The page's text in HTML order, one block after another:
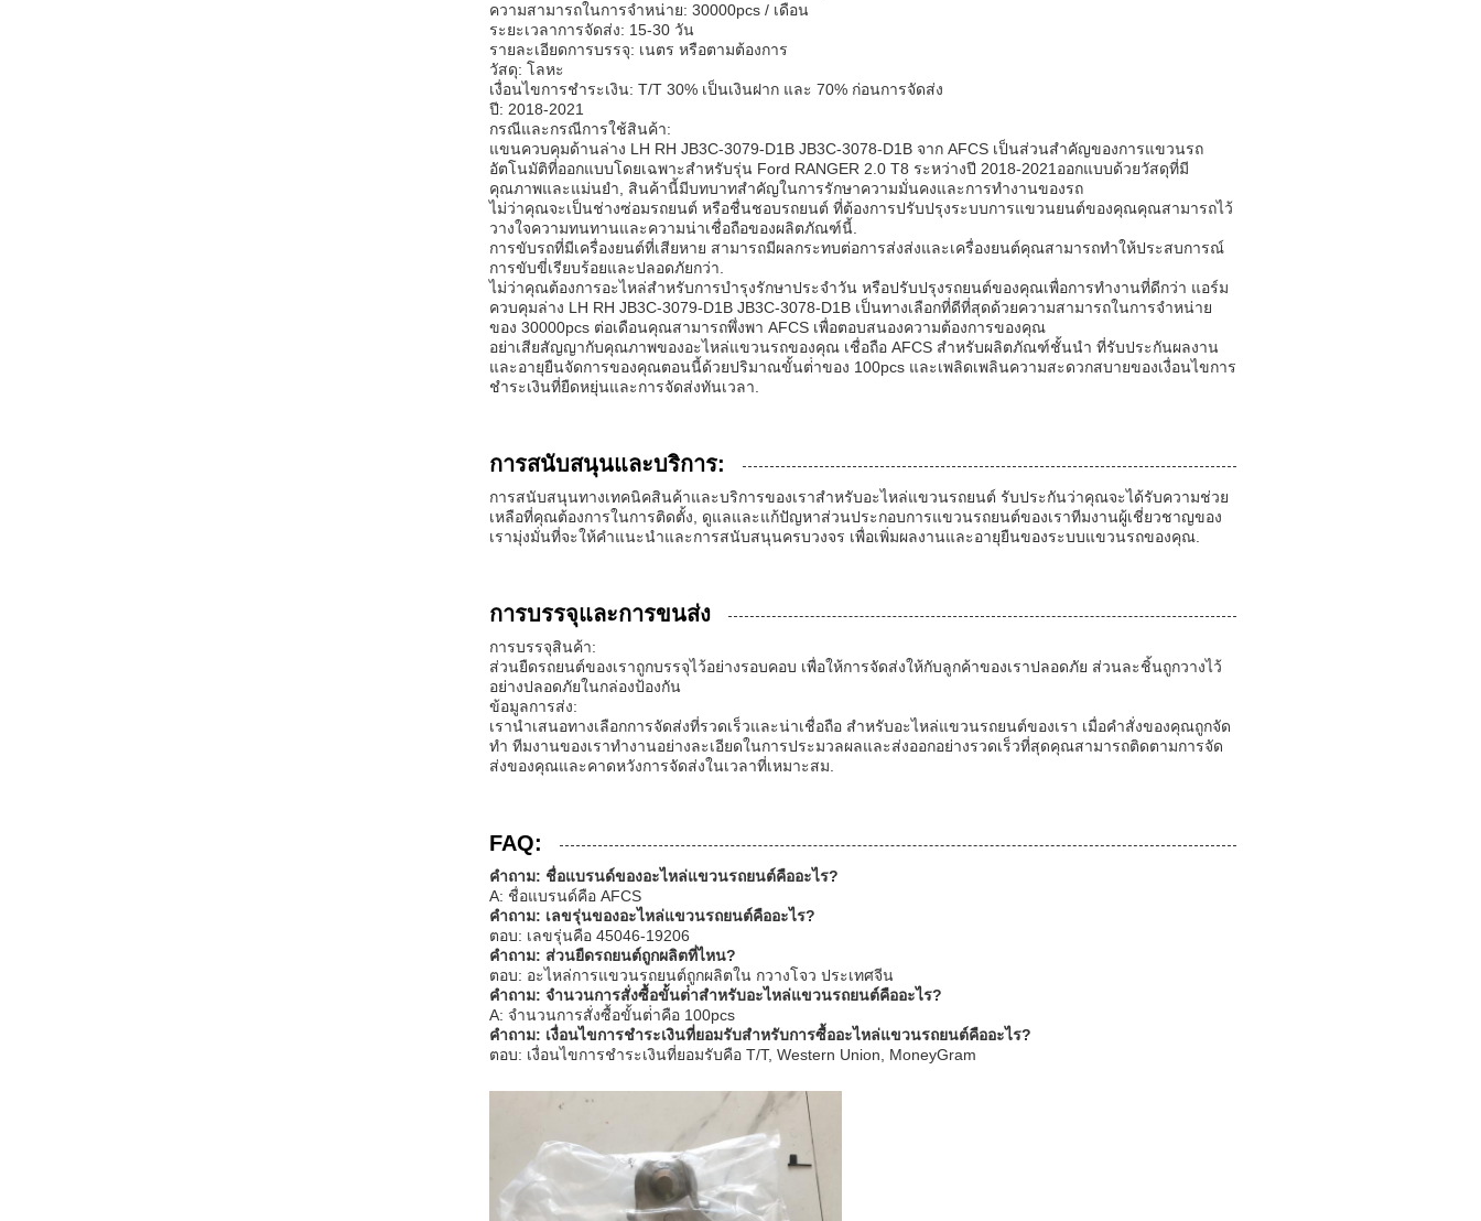
ความสามารถในการจําหน่าย: 30000pcs / เดือน
ระยะเวลาการจัดส่ง: 15-30 วัน
รายละเอียดการบรรจุ: เนตร หรือตามต้องการ
วัสดุ: โลหะ
เงื่อนไขการชําระเงิน: T/T 30% เป็นเงินฝาก และ 70% ก่อนการจัดส่ง
ปี: 2018-2021
กรณีและกรณีการใช้สินค้า:
แขนควบคุมด้านล่าง LH RH JB3C-3079-D1B JB3C-3078-D1B จาก AFCS เป็นส่วนสําคัญของการแขวนรถ
อัตโนมัติที่ออกแบบโดยเฉพาะสําหรับรุ่น Ford RANGER 2.0 T8 ระหว่างปี 2018-2021ออกแบบด้วยวัสดุที่มี
คุณภาพและแม่นยํา, สินค้านี้มีบทบาทสําคัญในการรักษาความมั่นคงและการทํางานของรถ
ไม่ว่าคุณจะเป็นช่างซ่อมรถยนต์ หรือชื่นชอบรถยนต์ ที่ต้องการปรับปรุงระบบการแขวนยนต์ของคุณคุณสามารถไว้
วางใจความทนทานและความน่าเชื่อถือของผลิตภัณฑ์นี้.
การขับรถที่มีเครื่องยนต์ที่เสียหาย สามารถมีผลกระทบต่อการส่งส่งและเครื่องยนต์คุณสามารถทําให้ประสบการณ์
การขับขี่เรียบร้อยและปลอดภัยกว่า.
ไม่ว่าคุณต้องการอะไหล่สําหรับการบํารุงรักษาประจําวัน หรือปรับปรุงรถยนต์ของคุณเพื่อการทํางานที่ดีกว่า แอร์ม
ควบคุมล่าง LH RH JB3C-3079-D1B JB3C-3078-D1B เป็นทางเลือกที่ดีที่สุดด้วยความสามารถในการจําหน่าย
ของ 30000pcs ต่อเดือนคุณสามารถพึ่งพา AFCS เพื่อตอบสนองความต้องการของคุณ
อย่าเสียสัญญากับคุณภาพของอะไหล่แขวนรถของคุณ เชื่อถือ AFCS สําหรับผลิตภัณฑ์ชั้นนํา ที่รับประกันผลงาน
และอายุยืนจัดการของคุณตอนนี้ด้วยปริมาณขั้นต่ําของ 100pcs และเพลิดเพลินความสะดวกสบายของเงื่อนไขการ
ชําระเงินที่ยืดหยุ่นและการจัดส่งทันเวลา.
การสนับสนุนและบริการ:
การสนับสนุนทางเทคนิคสินค้าและบริการของเราสําหรับอะไหล่แขวนรถยนต์ รับประกันว่าคุณจะได้รับความช่วย
เหลือที่คุณต้องการในการติดตั้ง, ดูแลและแก้ปัญหาส่วนประกอบการแขวนรถยนต์ของเราทีมงานผู้เชี่ยวชาญของ
เรามุ่งมั่นที่จะให้คําแนะนําและการสนับสนุนครบวงจร เพื่อเพิ่มผลงานและอายุยืนของระบบแขวนรถของคุณ.
การบรรจุและการขนส่ง
การบรรจุสินค้า:
ส่วนยืดรถยนต์ของเราถูกบรรจุไว้อย่างรอบคอบ เพื่อให้การจัดส่งให้กับลูกค้าของเราปลอดภัย ส่วนละชิ้นถูกวางไว้
อย่างปลอดภัยในกล่องป้องกัน
ข้อมูลการส่ง:
เรานําเสนอทางเลือกการจัดส่งที่รวดเร็วและน่าเชื่อถือ สําหรับอะไหล่แขวนรถยนต์ของเรา เมื่อคําสั่งของคุณถูกจัด
ทํา ทีมงานของเราทํางานอย่างละเอียดในการประมวลผลและส่งออกอย่างรวดเร็วที่สุดคุณสามารถติดตามการจัด
ส่งของคุณและคาดหวังการจัดส่งในเวลาที่เหมาะสม.
FAQ:
คําถาม: ชื่อแบรนด์ของอะไหล่แขวนรถยนต์คืออะไร?
A: ชื่อแบรนด์คือ AFCS
คําถาม: เลขรุ่นของอะไหล่แขวนรถยนต์คืออะไร?
ตอบ: เลขรุ่นคือ 45046-19206
คําถาม: ส่วนยืดรถยนต์ถูกผลิตที่ไหน?
ตอบ: อะไหล่การแขวนรถยนต์ถูกผลิตใน กวางโจว ประเทศจีน
คําถาม: จํานวนการสั่งซื้อขั้นต่ําสําหรับอะไหล่แขวนรถยนต์คืออะไร?
A: จํานวนการสั่งซื้อขั้นต่ําคือ 100pcs
คําถาม: เงื่อนไขการชําระเงินที่ยอมรับสําหรับการซื้ออะไหล่แขวนรถยนต์คืออะไร?
ตอบ: เงื่อนไขการชําระเงินที่ยอมรับคือ T/T, Western Union, MoneyGram